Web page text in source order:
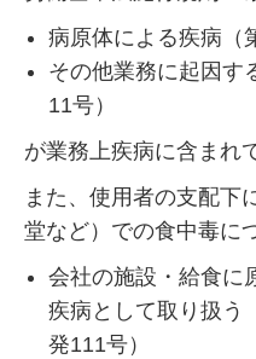
病原体による疾病（
その他業務に起因す
11号）
が業務上疾病に含まれ
また、使用者の支配下
堂など）での食中毒に
会社の施設・給食に
疾病として取り扱
発111号）